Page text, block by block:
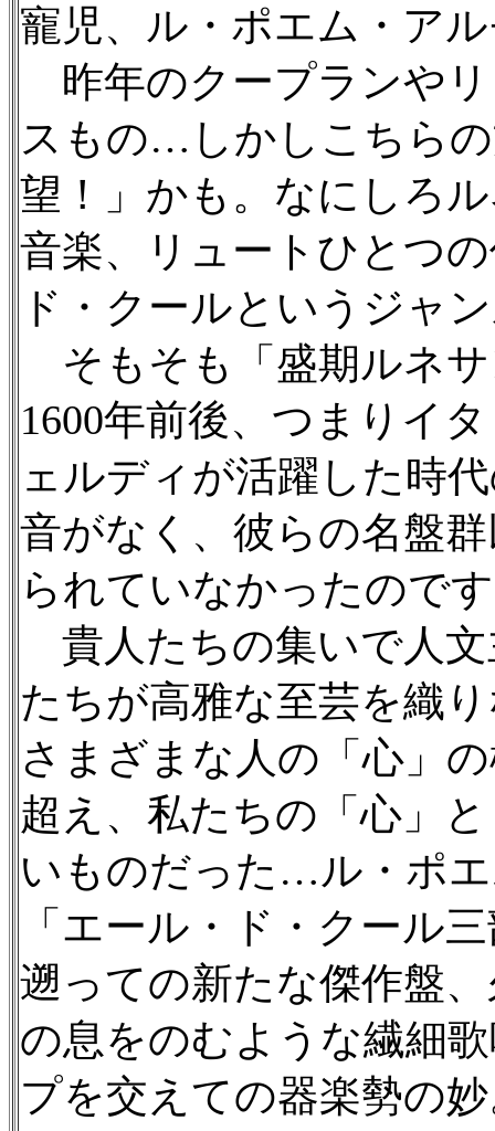
寵児、ル・ポエム・ア
昨年のクープランや
スもの…しかしこちら
望！」かも。なにしろ
音楽、リュートひとつ
ド・クールというジャ
そもそも「盛期ルネ
1600年前後、つまりイ
ェルディが活躍した時
音がなく、彼らの名盤
られていなかったので
貴人たちの集いで人文
たちが高雅な至芸を織
さまざまな人の「心」
超え、私たちの「心」
いものだった…ル・ポ
「エール・ド・クール
遡っての新たな傑作盤
の息をのむような繊細
プを交えての器楽勢の